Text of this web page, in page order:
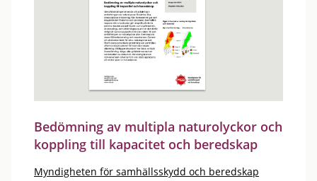
Bedömning av multipla naturolyckor och
koppling till kapacitet och beredskap
Myndigheten för samhällsskydd och beredskap